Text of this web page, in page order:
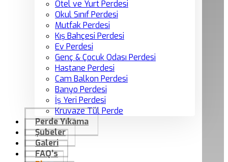
Otel ve Yurt Perdesi
Okul Sınıf Perdesi
Mutfak Perdesi
Kış Bahçesi Perdesi
Ev Perdesi
Genç & Çocuk Odası Perdesi
Hastane Perdesi
Cam Balkon Perdesi
Banyo Perdesi
İş Yeri Perdesi
Kruvaze Tül Perde
Perde Yıkama
Şubeler
Galeri
FAQ’s